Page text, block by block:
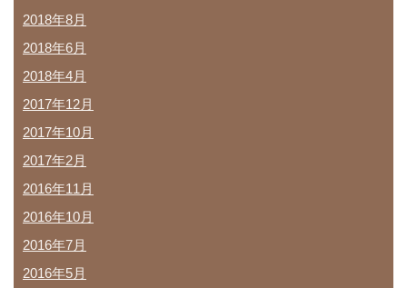
2018年8月
2018年6月
2018年4月
2017年12月
2017年10月
2017年2月
2016年11月
2016年10月
2016年7月
2016年5月